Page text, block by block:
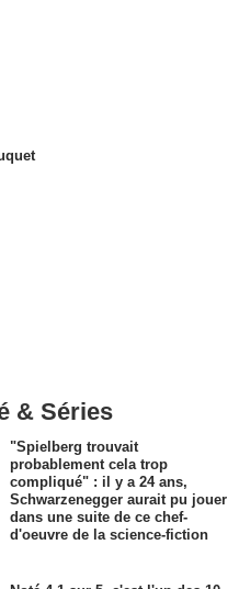
& Séries
"Spielberg trouvait
probablement cela trop
compliqué" : il y a 24 ans,
Schwarzenegger aurait pu jouer
dans une suite de ce chef-
d'oeuvre de la science-fiction